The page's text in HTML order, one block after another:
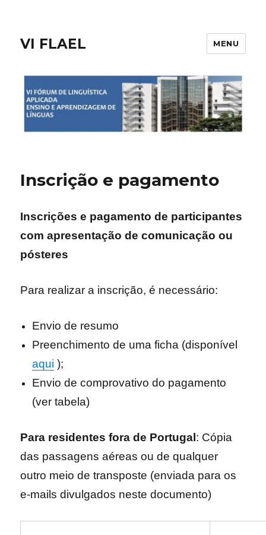
VI FLAEL MENU
Inscrição e pagamento
Inscrições e pagamento de participantes
com apresentação de comunicação ou
pósteres
Para realizar a inscrição, é necessário:
Envio de resumo
Preenchimento de uma ficha (disponível
aqui );
Envio de comprovativo do pagamento
(ver tabela)
Para residentes fora de Portugal : Cópia
das passagens aéreas ou de qualquer
outro meio de transposte (enviada para os
e-mails divulgados neste documento)